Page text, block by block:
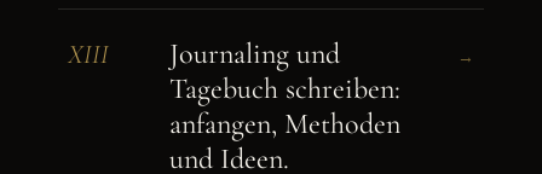
XIII
Journaling und
Tagebuch schreiben:
anfangen, Methoden
und Ideen.
→